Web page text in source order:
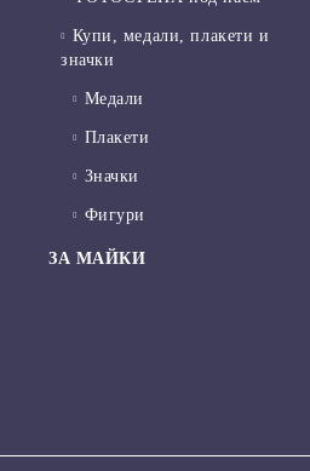
Купи, медали, плакети и
значки
Медали
Плакети
Значки
Фигури
ЗА МАЙКИ